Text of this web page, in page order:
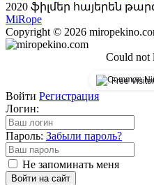
2020 ֆիլմեր հայերեն
MiRope
Copyright © 2026
Could not
Free
Войти Регистрация
Логин:
Пароль: Забыли пароль?
Не запоминать меня
Войти на сайт